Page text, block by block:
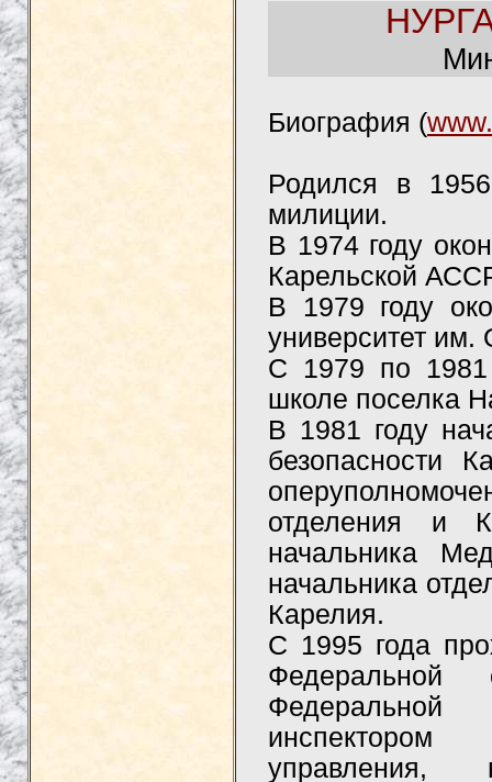
Биография (
Родился в
милиции.
В 1974 году
Карельской
В 1979 году
университет им.
С 1979 по 1981
школе поселка
В 1981 году
безопасности
отделения и
начальника
начальника
Карелия.
С 1995 года
Федеральной
инспектором
управления,